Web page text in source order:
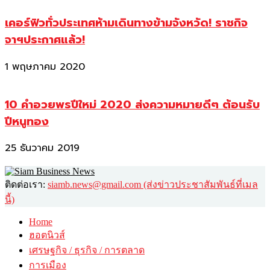
เคอร์ฟิวทั่วประเทศห้ามเดินทางข้ามจังหวัด! ราชกิจ
จาฯประกาศแล้ว!
1 พฤษภาคม 2020
10 คำอวยพรปีใหม่ 2020 ส่งความหมายดีๆ ต้อนรับ
ปีหนูทอง
25 ธันวาคม 2019
ติดต่อเรา: siamb.news@gmail.com (ส่งข่าวประชาสัมพันธ์ที่เมล
นี้)
Home
ฮอตนิวส์
เศรษฐกิจ / ธุรกิจ / การตลาด
การเมือง